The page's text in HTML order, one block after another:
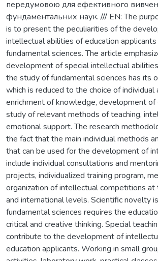
передумовою для ефективного
фундаментальних наук. /// EN: The
is to present the peculiarities of the
intellectual abilities of education
fundamental sciences. The article
development of special intellectual
the study of fundamental sciences has its
which is reduced to the choice of individual
enrichment of knowledge, development of
study of relevant methods of teaching,
emotional support. The research
the fact that the main individual methods
that can be used for the development of
include individual consultations and
projects, individualized training program,
organization of intellectual competitions at
and international levels. Scientific novelty
fundamental sciences requires the
critical and creative thinking. Special
contribute to the development of
education applicants. Working in small